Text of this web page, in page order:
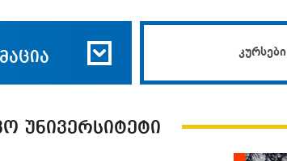
კურსები
უნივერსიტეტი